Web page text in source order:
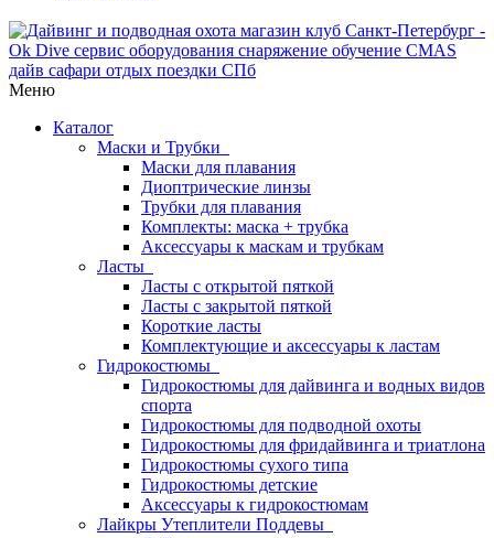
Меню
Каталог
Маски и Трубки
Маски для плавания
Диоптрические линзы
Трубки для плавания
Комплекты: маска + трубка
Аксессуары к маскам и трубкам
Ласты
Ласты с открытой пяткой
Ласты с закрытой пяткой
Короткие ласты
Комплектующие и аксессуары к ластам
Гидрокостюмы
Гидрокостюмы для дайвинга и водных видов
спорта
Гидрокостюмы для подводной охоты
Гидрокостюмы для фридайвинга и триатлона
Гидрокостюмы сухого типа
Гидрокостюмы детские
Аксессуары к гидрокостюмам
Лайкры Утеплители Поддевы